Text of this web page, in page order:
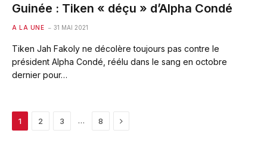
Guinée : Tiken « déçu » d’Alpha Condé
A LA UNE 31 MAI 2021
Tiken Jah Fakoly ne décolère toujours pas contre le
président Alpha Condé, réélu dans le sang en octobre
dernier pour…
1 2 3 … 8 Next